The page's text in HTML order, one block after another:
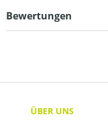
Bewertungen
ÜBER UNS